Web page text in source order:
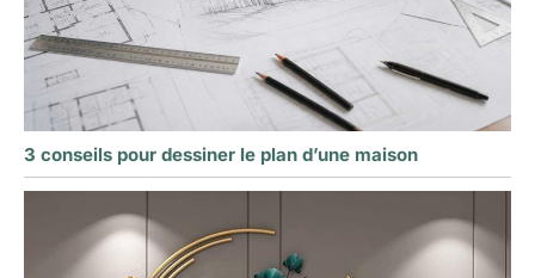
3 conseils pour dessiner le plan d’une maison